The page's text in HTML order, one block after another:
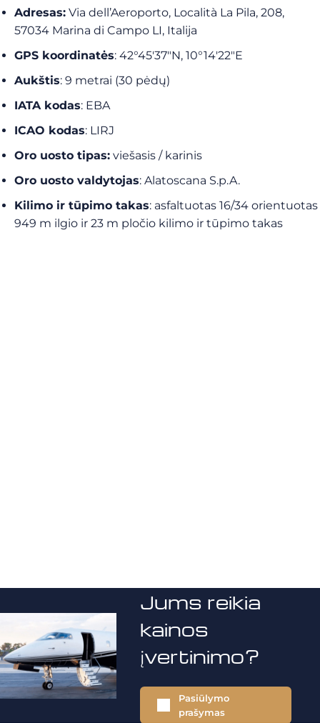
Adresas: Via dell’Aeroporto, Località La Pila, 208,
57034 Marina di Campo LI, Italija
GPS koordinatės: 42°45′37″N, 10°14′22″E
Aukštis: 9 metrai (30 pėdų)
IATA kodas: EBA
ICAO kodas: LIRJ
Oro uosto tipas: viešasis / karinis
Oro uosto valdytojas: Alatoscana S.p.A.
Kilimo ir tūpimo takas: asfaltuotas 16/34 orientuotas
949 m ilgio ir 23 m pločio kilimo ir tūpimo takas
Jums reikia
kainos
įvertinimo?
Pasiūlymo
prašymas